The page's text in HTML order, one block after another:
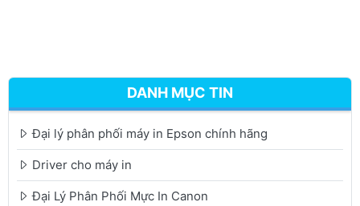
DANH MỤC TIN
Đại lý phân phối máy in Epson chính hãng
Driver cho máy in
Đại Lý Phân Phối Mực In Canon